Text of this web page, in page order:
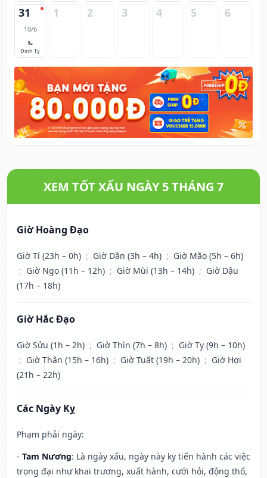
31
10/6
🐍
Đinh Tỵ
1 2 3 4 5 6
XEM TỐT XẤU NGÀY 5 THÁNG 7
Giờ Hoàng Đạo
Giờ Tí (23h – 0h) ; Giờ Dần (3h – 4h) ; Giờ Mão (5h – 6h)
; Giờ Ngọ (11h – 12h) ; Giờ Mùi (13h – 14h) ; Giờ Dậu
(17h – 18h)
Giờ Hắc Đạo
Giờ Sửu (1h – 2h) ; Giờ Thìn (7h – 8h) ; Giờ Tỵ (9h – 10h)
; Giờ Thân (15h – 16h) ; Giờ Tuất (19h – 20h) ; Giờ Hợi
(21h – 22h)
Các Ngày Kỵ
Phạm phải ngày:
- Tam Nương: Là ngày xấu, ngày này kỵ tiến hành các việc
trọng đại như khai trương, xuất hành, cưới hỏi, động thổ,